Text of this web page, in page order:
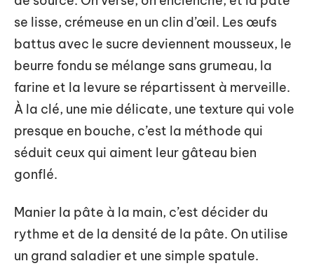
se lisse, crémeuse en un clin d’œil. Les œufs
battus avec le sucre deviennent mousseux, le
beurre fondu se mélange sans grumeau, la
farine et la levure se répartissent à merveille.
À la clé, une mie délicate, une texture qui vole
presque en bouche, c’est la méthode qui
séduit ceux qui aiment leur gâteau bien
gonflé.
Manier la pâte à la main, c’est décider du
rythme et de la densité de la pâte. On utilise
un grand saladier et une simple spatule.